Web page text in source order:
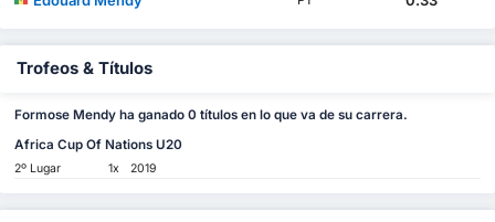
Trofeos & Títulos
Formose Mendy ha ganado 0 títulos en lo que va de su carrera.
Africa Cup Of Nations U20
2º Lugar 1x 2019